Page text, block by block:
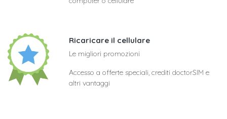
Ricaricare il cellulare
Le migliori promozioni
Accesso a offerte speciali, crediti doctorSIM e
altri vantaggi